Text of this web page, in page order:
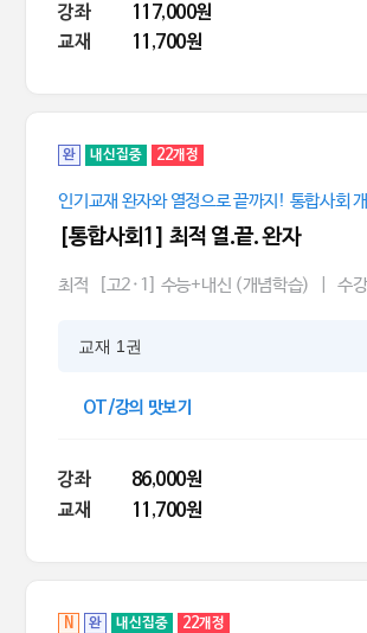
강좌
117,000원
교재
11,700원
완 내신집중 22개정
인기교재 완자와 열정으로 끝까지! 통합사회
[통합사회1] 최적 열.끝. 완자
최적 [고2·1] 수능+내신 (개념학습) 수
교재 1권
OT/강의 맛보기
강좌
86,000원
교재
11,700원
N 완 내신집중 22개정